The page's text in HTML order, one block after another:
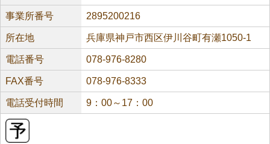
事業所番号 2895200216
所在地 兵庫県神戸市西区伊川谷町有瀬1050-1
電話番号 078-976-8280
FAX番号 078-976-8333
電話受付時間 9：00～17：00